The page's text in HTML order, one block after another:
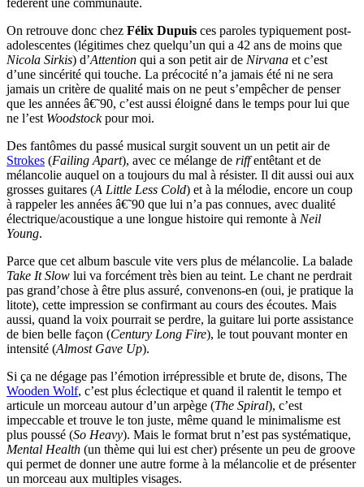
fédèrent une communauté.
On retrouve donc chez Félix Dupuis ces paroles typiquement post-
adolescentes (légitimes chez quelqu’un qui a 42 ans de moins que
Nicola Sirkis) d’Attention qui a son petit air de Nirvana et c’est
d’une sincérité qui touche. La précocité n’a jamais été ni ne sera
jamais un critère de qualité mais on ne peut s’empêcher de penser
que les années â€˜90, c’est aussi éloigné dans le temps pour lui que
ne l’est Woodstockpour moi.
Des fantômes du passé musical surgit souvent un un petit air de
Strokes (Failing Apart), avec ce mélange de riffentêtant et de
mélancolie auquel on a toujours du mal à résister. Il dit aussi oui aux
grosses guitares (A Little Less Cold) et à la mélodie, encore un coup
à rappeler les années â€˜90 que lui n’a pas connues, avec dualité
électrique/acoustique a une longue histoire qui remonte à Neil
Young.
Parce que cet album bascule vite vers plus de mélancolie. La balade
Take It Slow lui va forcément très bien au teint. Le chant ne perdrait
pas grand’chose à être plus assuré, convenons-en (oui, je pratique la
litote), cette impression se confirmant au cours des écoutes. Mais
aussi, quand la voix pourrait se perdre, la guitare lui porte assistance
de bien belle façon (Century Long Fire), le tout pouvant monter en
intensité (Almost Gave Up).
Si ça ne dégage pas l’émotion irrépressible et brute de, disons, The
Wooden Wolf, c’est plus éclectique et quand il ralentit le tempo et
articule un morceau autour d’un arpège (The Spiral), c’est
impeccable et trouve le ton juste, même quand le minimalisme est
plus poussé (So Heavy). Mais le format brut n’est pas systématique,
Mental Health (un thème qui lui est cher) présente un peu de groove
qui permet de donner une autre forme à la mélancolie et de présenter
un morceau aux multiples visages.